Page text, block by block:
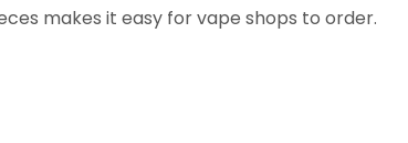
makes it easy for vape shops to order.